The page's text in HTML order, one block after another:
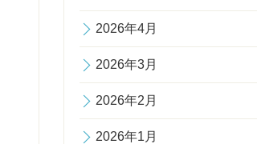
2026年4月
2026年3月
2026年2月
2026年1月